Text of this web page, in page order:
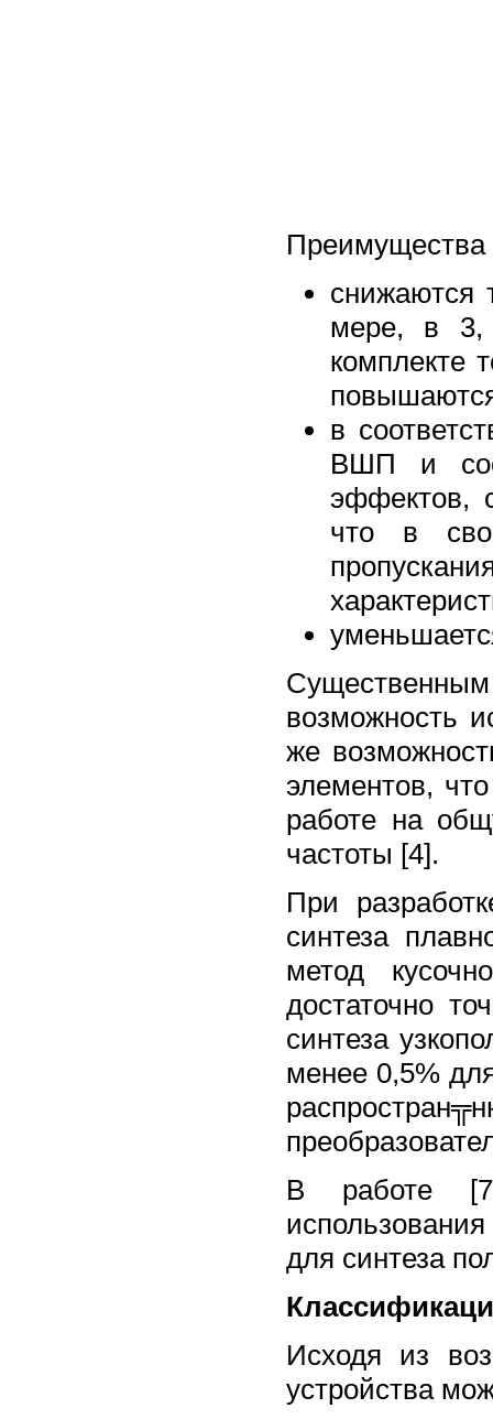
Преимущества
снижаются
мере, в 3,
комплекте
в
ВШП и
эффектов,
что в
возможность
же
элементов,
работе на
частоты [4].
При
синтеза
метод
достаточно
синтеза
менее 0,5%
В работе [7]
для синтеза
Исходя из
устройства